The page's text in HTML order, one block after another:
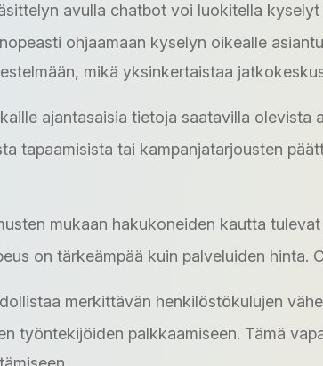
avulla chatbot voi luokitella
ohjaamaan kyselyn oikealle
mikä yksinkertaistaa
ajantasaisia tietoja saatavilla
tapaamisista tai kampanjatarjousten
mukaan hakukoneiden kautta
on tärkeämpää kuin palveluiden
merkittävän henkilöstökulujen
työntekijöiden palkkaamiseen. Tämä